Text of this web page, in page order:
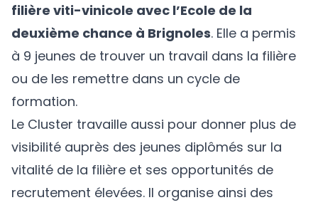
filière viti-vinicole avec l’Ecole de la
deuxième chance à Brignoles. Elle a permis
à 9 jeunes de trouver un travail dans la filière
ou de les remettre dans un cycle de
formation.
Le Cluster travaille aussi pour donner plus de
visibilité auprès des jeunes diplômés sur la
vitalité de la filière et ses opportunités de
recrutement élevées. Il organise ainsi des